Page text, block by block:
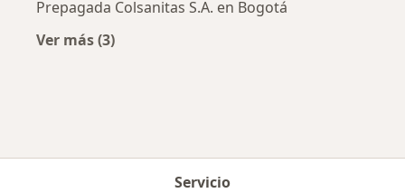
Prepagada Colsanitas S.A. en Bogotá
Ver más (3)
Servicio